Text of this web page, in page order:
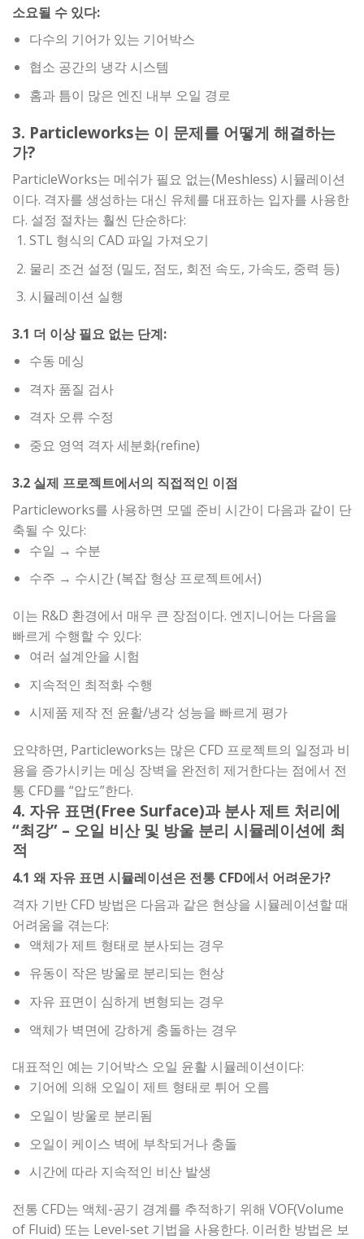
소요될 수 있다:
다수의 기어가 있는 기어박스
협소 공간의 냉각 시스템
홈과 틈이 많은 엔진 내부 오일 경로
3. Particleworks는 이 문제를 어떻게 해결하는
가?
ParticleWorks는 메쉬가 필요 없는(Meshless) 시뮬레이션
이다. 격자를 생성하는 대신 유체를 대표하는 입자를 사용한
다. 설정 절차는 훨씬 단순하다:
STL 형식의 CAD 파일 가져오기
물리 조건 설정 (밀도, 점도, 회전 속도, 가속도, 중력 등)
시뮬레이션 실행
3.1 더 이상 필요 없는 단계:
수동 메싱
격자 품질 검사
격자 오류 수정
중요 영역 격자 세분화(refine)
3.2 실제 프로젝트에서의 직접적인 이점
Particleworks를 사용하면 모델 준비 시간이 다음과 같이 단
축될 수 있다:
수일 → 수분
수주 → 수시간 (복잡 형상 프로젝트에서)
이는 R&D 환경에서 매우 큰 장점이다. 엔지니어는 다음을
빠르게 수행할 수 있다:
여러 설계안을 시험
지속적인 최적화 수행
시제품 제작 전 윤활/냉각 성능을 빠르게 평가
요약하면, Particleworks는 많은 CFD 프로젝트의 일정과 비
용을 증가시키는 메싱 장벽을 완전히 제거한다는 점에서 전
통 CFD를 “압도”한다.
4. 자유 표면(Free Surface)과 분사 제트 처리에
“최강” – 오일 비산 및 방울 분리 시뮬레이션에 최
적
4.1 왜 자유 표면 시뮬레이션은 전통 CFD에서 어려운가?
격자 기반 CFD 방법은 다음과 같은 현상을 시뮬레이션할 때
어려움을 겪는다:
액체가 제트 형태로 분사되는 경우
유동이 작은 방울로 분리되는 현상
자유 표면이 심하게 변형되는 경우
액체가 벽면에 강하게 충돌하는 경우
대표적인 예는 기어박스 오일 윤활 시뮬레이션이다:
기어에 의해 오일이 제트 형태로 튀어 오름
오일이 방울로 분리됨
오일이 케이스 벽에 부착되거나 충돌
시간에 따라 지속적인 비산 발생
전통 CFD는 액체-공기 경계를 추적하기 위해 VOF(Volume
of Fluid) 또는 Level-set 기법을 사용한다. 이러한 방법은 보